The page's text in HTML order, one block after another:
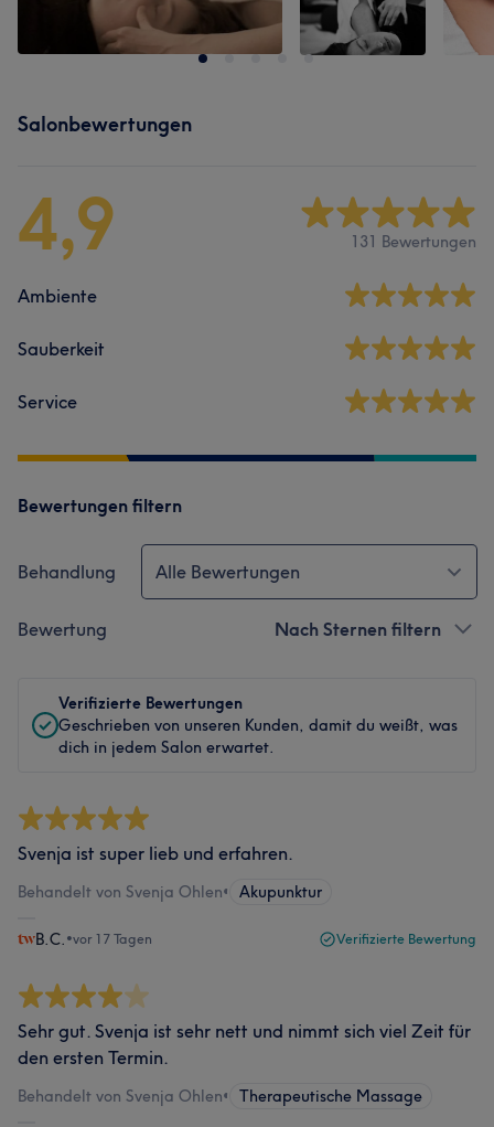
Salonbewertungen
4,9 131 Bewertungen
Ambiente
Sauberkeit
Service
Bewertungen filtern
Behandlung Alle Bewertungen
Bewertung Nach Sternen filtern
Verifizierte Bewertungen
Geschrieben von unseren Kunden, damit du weißt, was
dich in jedem Salon erwartet.
Svenja ist super lieb und erfahren.
Behandelt von Svenja Ohlen• Akupunktur
B.C. •vor 17 Tagen Verifizierte Bewertung
Sehr gut. Svenja ist sehr nett und nimmt sich viel Zeit für
den ersten Termin.
Behandelt von Svenja Ohlen• Therapeutische Massage